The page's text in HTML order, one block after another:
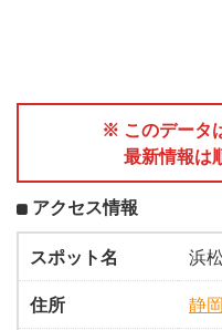
※ このデータ
最新情報は
アクセス情報
スポット名
浜
住所
静